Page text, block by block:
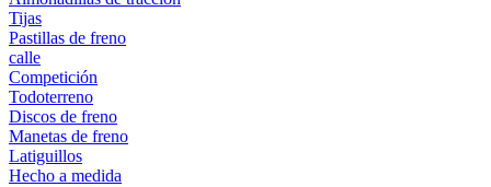
Tijas
Pastillas de freno
calle
Competición
Todoterreno
Discos de freno
Manetas de freno
Latiguillos
Hecho a medida